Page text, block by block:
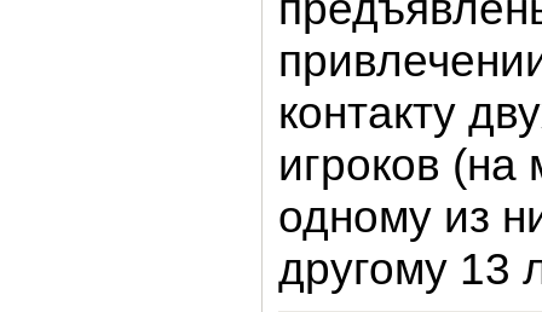
контакту
игроков
одному из
другому 13